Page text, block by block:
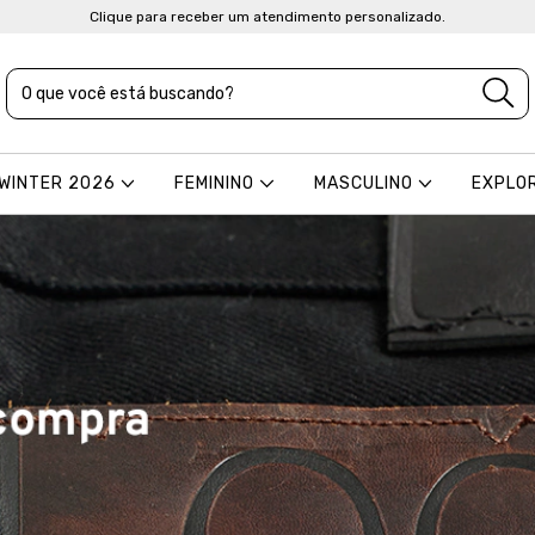
Clique para receber um atendimento personalizado.
2026 FEMININO MASCULINO